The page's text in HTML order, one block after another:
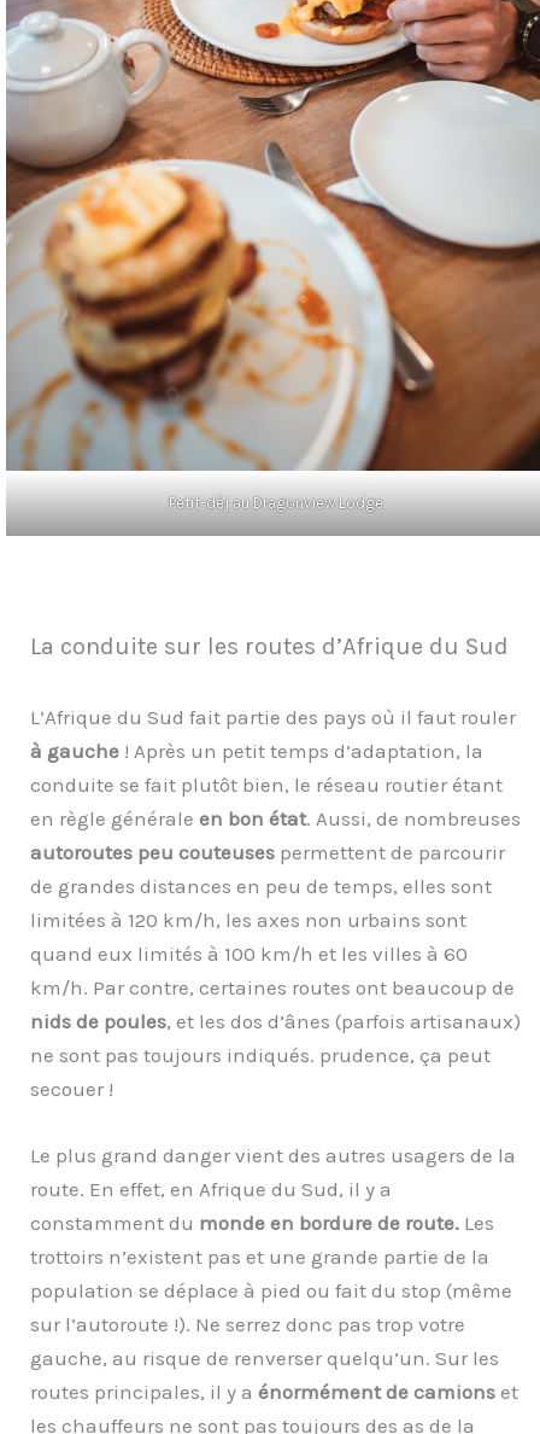
Petit-dèj au Dragonview Lodge
La conduite sur les routes d’Afrique du Sud
L’Afrique du Sud fait partie des pays où il faut rouler
à gauche ! Après un petit temps d’adaptation, la
conduite se fait plutôt bien, le réseau routier étant
en règle générale en bon état. Aussi, de nombreuses
autoroutes peu couteuses permettent de parcourir
de grandes distances en peu de temps, elles sont
limitées à 120 km/h, les axes non urbains sont
quand eux limités à 100 km/h et les villes à 60
km/h. Par contre, certaines routes ont beaucoup de
nids de poules, et les dos d’ânes (parfois artisanaux)
ne sont pas toujours indiqués. prudence, ça peut
secouer !
Le plus grand danger vient des autres usagers de la
route. En effet, en Afrique du Sud, il y a
constamment du monde en bordure de route. Les
trottoirs n’existent pas et une grande partie de la
population se déplace à pied ou fait du stop (même
sur l’autoroute !). Ne serrez donc pas trop votre
gauche, au risque de renverser quelqu’un. Sur les
routes principales, il y a énormément de camions et
les chauffeurs ne sont pas toujours des as de la